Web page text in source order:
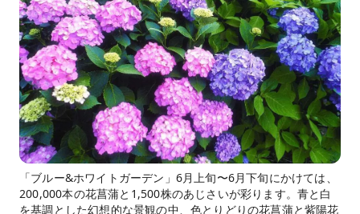
「ブルー&ホワイトガーデン」6月上旬〜6月下旬にかけては、
200,000本の花菖蒲と1,500株のあじさいが彩ります。青と白
を基調とした幻想的な景観の中、色とりどりの花菖蒲と紫陽花